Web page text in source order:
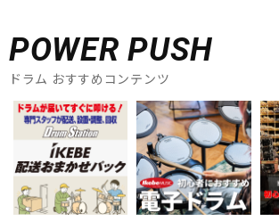
POWER PUSH
ドラム おすすめコンテンツ